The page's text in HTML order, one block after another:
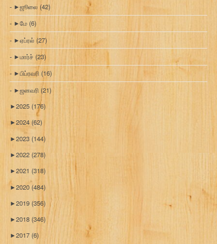
►ஜூலை (42)
►மே (6)
►ஏப்ரல் (27)
►மார்ச் (23)
►பிப்ரவரி (16)
►ஜனவரி (21)
►2025 (176)
►2024 (62)
►2023 (144)
►2022 (278)
►2021 (318)
►2020 (484)
►2019 (356)
►2018 (346)
►2017 (6)